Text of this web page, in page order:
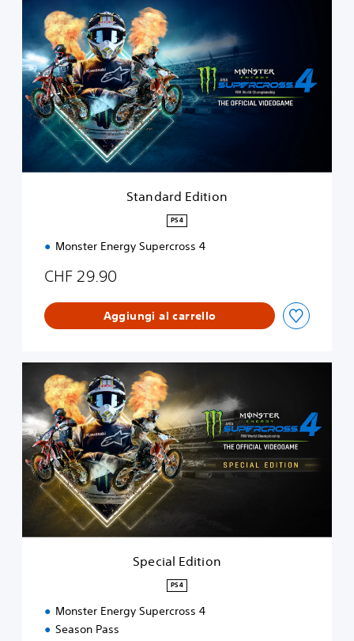
n
d
a
r
E
d
t
Standard Edition
PS4
Monster Energy Supercross 4
CHF 29.90
Aggiungi al carrello
c
i
a
i
Special Edition
PS4
Monster Energy Supercross 4
Season Pass